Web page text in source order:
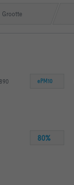
Grootte
ePM10
80%